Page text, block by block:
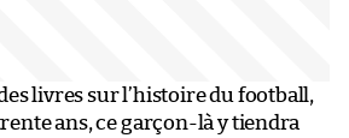
livres sur l’histoire du football,
ans, ce garçon-là y tiendra